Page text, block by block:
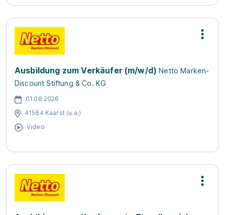
Ausbildung zum Verkäufer (m/w/d) Netto Marken-
Discount Stiftung & Co. KG
01.08.2026
41564 Kaarst (u.a.)
Video